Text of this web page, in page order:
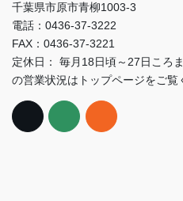
千葉県市原市青柳1003-3
電話：0436-37-3222
FAX：0436-37-3221
定休日： 毎月18日頃～27日ころ
の営業状況はトップページをご覧